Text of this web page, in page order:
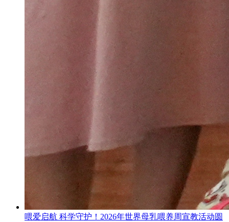
喂爱启航 科学守护！2026年世界母乳喂养周宣教活动圆